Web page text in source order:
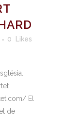
0
Likes
El
de